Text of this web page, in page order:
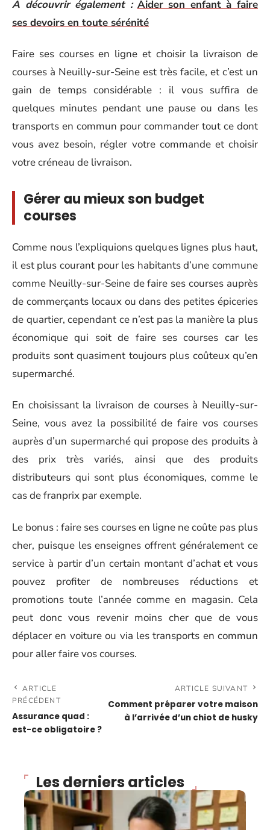
A découvrir également : Aider son enfant à faire
ses devoirs en toute sérénité
Faire ses courses en ligne et choisir la livraison de
courses à Neuilly-sur-Seine est très facile, et c’est un
gain de temps considérable : il vous suffira de
quelques minutes pendant une pause ou dans les
transports en commun pour commander tout ce dont
vous avez besoin, régler votre commande et choisir
votre créneau de livraison.
Gérer au mieux son budget
courses
Comme nous l’expliquions quelques lignes plus haut,
il est plus courant pour les habitants d’une commune
comme Neuilly-sur-Seine de faire ses courses auprès
de commerçants locaux ou dans des petites épiceries
de quartier, cependant ce n’est pas la manière la plus
économique qui soit de faire ses courses car les
produits sont quasiment toujours plus coûteux qu’en
supermarché.
En choisissant la livraison de courses à Neuilly-sur-
Seine, vous avez la possibilité de faire vos courses
auprès d’un supermarché qui propose des produits à
des prix très variés, ainsi que des produits
distributeurs qui sont plus économiques, comme le
cas de franprix par exemple.
Le bonus : faire ses courses en ligne ne coûte pas plus
cher, puisque les enseignes offrent généralement ce
service à partir d’un certain montant d’achat et vous
pouvez profiter de nombreuses réductions et
promotions toute l’année comme en magasin. Cela
peut donc vous revenir moins cher que de vous
déplacer en voiture ou via les transports en commun
pour aller faire vos courses.
ARTICLE
PRÉCÉDENT
Assurance quad :
est-ce obligatoire ?
ARTICLE SUIVANT
Comment préparer votre maison
à l’arrivée d’un chiot de husky
Les derniers articles